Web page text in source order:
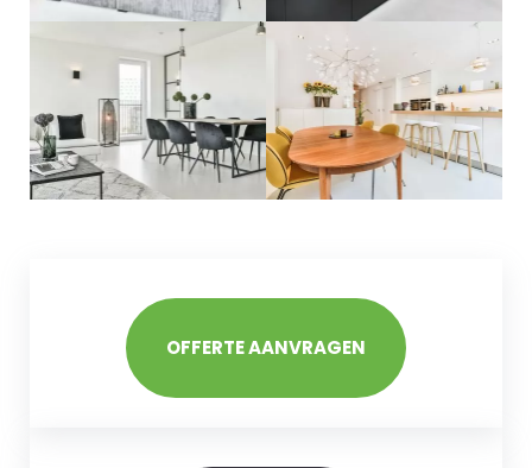
OFFERTE AANVRAGEN